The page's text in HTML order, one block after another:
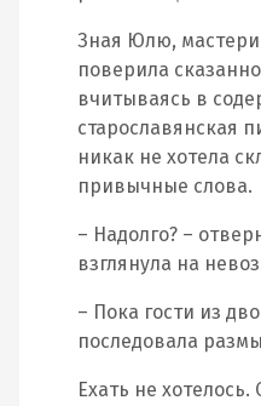
Зная Юлю,
поверила
вчитываясь в
старославянская
никак не хотела
привычные слова.
– Надолго? –
взглянула на
– Пока гости из
последовала
Ехать не хотелось.